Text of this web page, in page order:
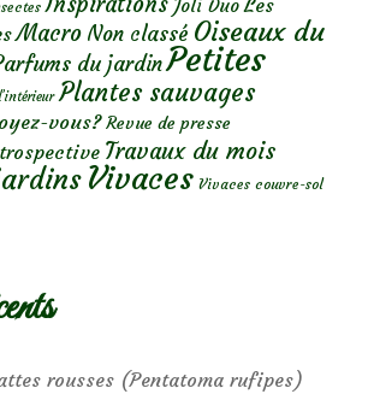
Joli Duo Les
Macro Non classé Oiseaux du
du jardinPetites
Plantes sauvages
vous? Revue de presse
Travaux du mois
Vivaces Vivaces couvre-sol
rousses (Pentatoma rufipes)